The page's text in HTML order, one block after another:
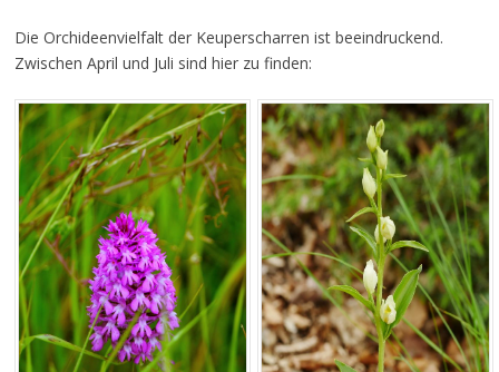
Die Orchideenvielfalt der Keuperscharren ist beeindruckend.
Zwischen April und Juli sind hier zu finden: